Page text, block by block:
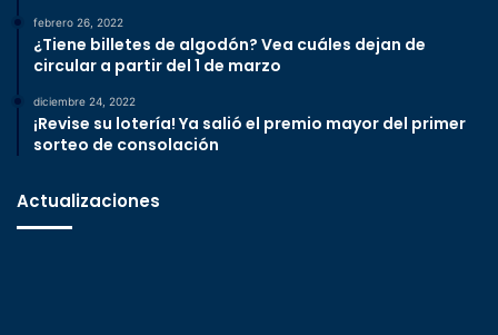
febrero 26, 2022
¿Tiene billetes de algodón? Vea cuáles dejan de
circular a partir del 1 de marzo
diciembre 24, 2022
¡Revise su lotería! Ya salió el premio mayor del primer
sorteo de consolación
Actualizaciones